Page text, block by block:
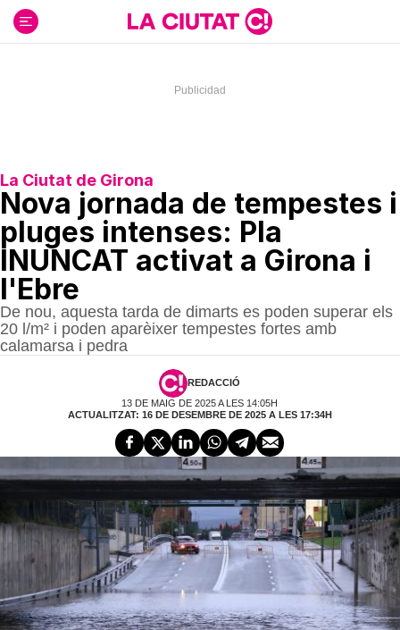
contenido
La Ciutat de Girona
Nova jornada de tempestes i
pluges intenses: Pla
INUNCAT activat a Girona i
l'Ebre
De nou, aquesta tarda de dimarts es poden superar els
20 l/m² i poden aparèixer tempestes fortes amb
calamarsa i pedra
REDACCIÓ
13 DE MAIG DE 2025 A LES 14:05H
ACTUALITZAT: 16 DE DESEMBRE DE 2025 A LES 17:34H